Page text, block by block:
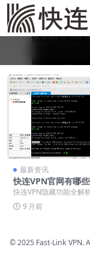
最新资讯
快连VPN官网有哪
能？开发者插件与高
快连VPN隐藏功能全解
网调试模式与高级协议
点击版本号七次可激...
9 月前
© 2025 Fast-Link VPN.